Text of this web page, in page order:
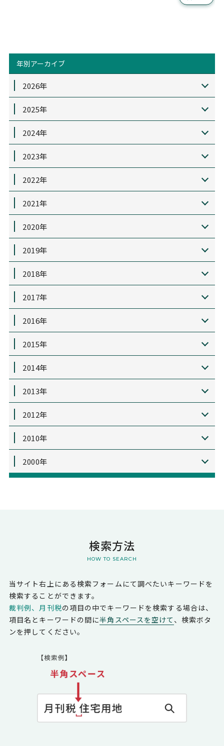
年別アーカイブ
2026年
2025年
2024年
2023年
2022年
2021年
2020年
2019年
2018年
2017年
2016年
2015年
2014年
2013年
2012年
2010年
2000年
検索方法
HOW TO SEARCH
当サイト右上にある検索フォームにて調べたいキーワードを
検索することができます。
裁判例、月刊税の項目の中でキーワードを検索する場合は、
項目名とキーワードの間に半角スペースを空けて 、検索ボタ
ンを押してください。